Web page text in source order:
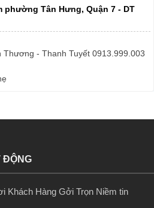
phường Tân Hưng, Quận 7 - DT
Thương - Thanh Tuyết 0913.999.003
ĐỘNG
Khách Hàng Gởi Trọn Niềm tin